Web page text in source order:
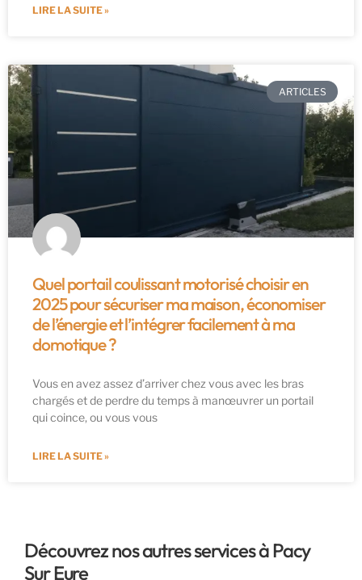
LIRE LA SUITE »
ARTICLES
Quel portail coulissant motorisé choisir en
2025 pour sécuriser ma maison, économiser
de l’énergie et l’intégrer facilement à ma
domotique ?
Vous en avez assez d’arriver chez vous avec les bras
chargés et de perdre du temps à manœuvrer un portail
qui coince, ou vous vous
LIRE LA SUITE »
Découvrez nos autres services à Pacy
Sur Eure